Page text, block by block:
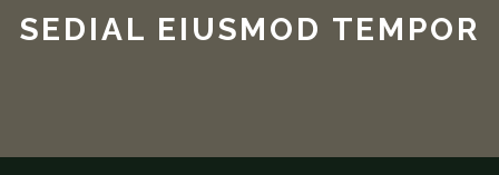
SEDIAL EIUSMOD TEMPOR